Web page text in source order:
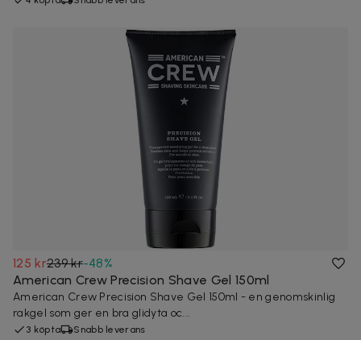
125 kr239 kr-48%
American Crew Precision Shave Gel 150ml
American Crew Precision Shave Gel 150ml - en genomskinlig
rakgel som ger en bra glidyta oc...
3 köpta Snabb leverans